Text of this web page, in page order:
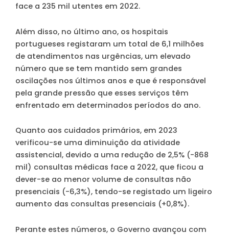
face a 235 mil utentes em 2022.
Além disso, no último ano, os hospitais
portugueses registaram um total de 6,1 milhões
de atendimentos nas urgências, um elevado
número que se tem mantido sem grandes
oscilações nos últimos anos e que é responsável
pela grande pressão que esses serviços têm
enfrentado em determinados períodos do ano.
Quanto aos cuidados primários, em 2023
verificou-se uma diminuição da atividade
assistencial, devido a uma redução de 2,5% (-868
mil) consultas médicas face a 2022, que ficou a
dever-se ao menor volume de consultas não
presenciais (-6,3%), tendo-se registado um ligeiro
aumento das consultas presenciais (+0,8%).
Perante estes números, o Governo avançou com